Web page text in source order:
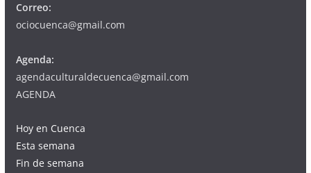
Correo:
ociocuenca@gmail.com
Agenda:
agendaculturaldecuenca@gmail.com
AGENDA
Hoy en Cuenca
Esta semana
Fin de semana